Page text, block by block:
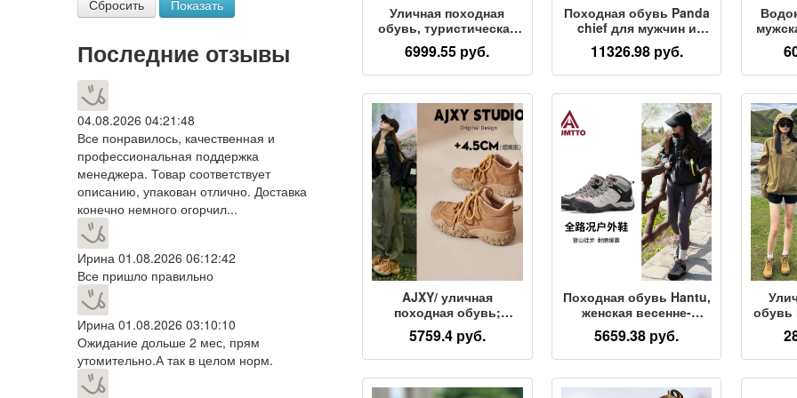
Сбросить Показать
Последние отзывы
04.08.2026 04:21:48
Все понравилось, качественная и
профессиональная поддержка
менеджера. Товар соответствует
описанию, упакован отлично. Доставка
конечно немного огорчил...
Ирина 01.08.2026 06:12:42
Все пришло правильно
Ирина 01.08.2026 03:10:10
Ожидание дольше 2 мес, прям
утомительно.А так в целом норм.
Уличная походная
обувь, туристическая
обувь для походов,
мужская и женская
тактическая обувь,
повседневная обувь,
армейские ботинки,
водонепроницаемая,
нескользящая,
износостойкая
альпинистская обувь
6999.55 руб.
Походная обувь Panda
chief для мужчин и
женщин, уличные
вездеходные
походные ботинки,
нескользящие
дышащие армейские
ботинки-дезерты с
высоким берцем
11326.98 руб.
AJXY/ уличная
походная обувь;
новые женские
кожаные ботинки
Martin на толстой
ретро; коричневые
5759.4 руб.
Походная обувь Hantu,
женская весенне-
летняя нескользящая
обувь с высоким
берцем,
тактическая обувь для
5659.38 руб.
обувь